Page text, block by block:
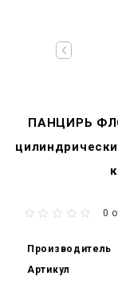
ПАНЦИРЬ
0
Производитель
Артикул